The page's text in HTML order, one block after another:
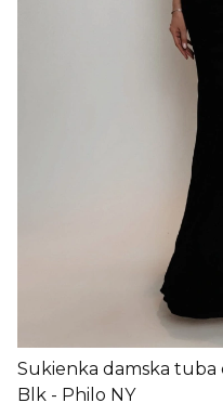
Sukienka damska tuba
Blk - Philo NY